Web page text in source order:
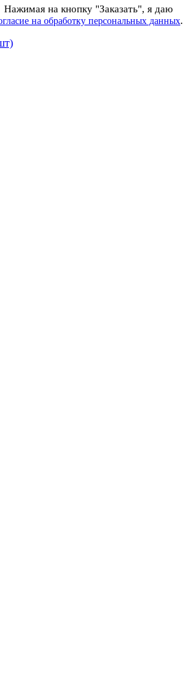
Нажимая на кнопку "Заказать", я даю
на обработку персональных данных.